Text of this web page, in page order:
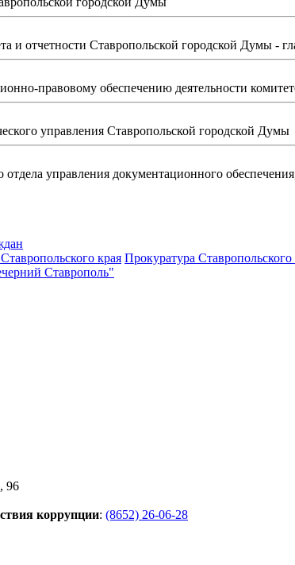
и отчетности Ставропольской городской Думы -
правовому обеспечению деятельности
управления Ставропольской городской Думы
отдела управления документационного
края Прокуратура Ставропольского
Ставрополь"
96
коррупции: (8652) 26-06-28